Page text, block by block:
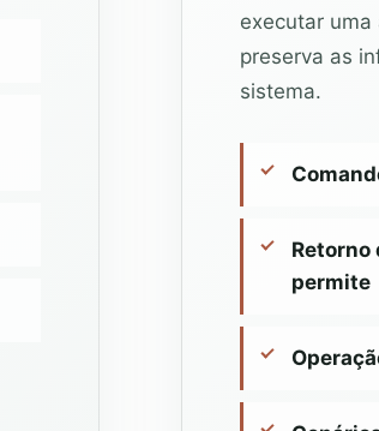
executar
preserva as
sistema.
Retorno
permite